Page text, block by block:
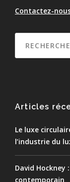
Contactez-
Articles
Le luxe
l’industrie du
David Hockney
contemporain